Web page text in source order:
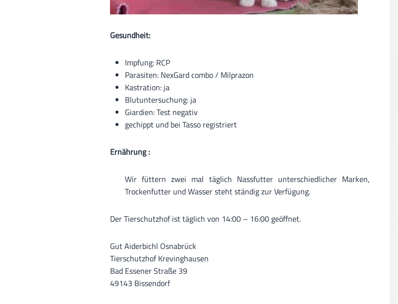
Gesundheit:
Impfung: RCP
Parasiten: NexGard combo / Milprazon
Kastration: ja
Blutuntersuchung: ja
Giardien: Test negativ
gechippt und bei Tasso registriert
Ernährung :
Wir füttern zwei mal täglich Nassfutter unterschiedlicher Marken,
Trockenfutter und Wasser steht ständig zur Verfügung.
Der Tierschutzhof ist täglich von 14:00 – 16:00 geöffnet.
Gut Aiderbichl Osnabrück
Tierschutzhof Krevinghausen
Bad Essener Straße 39
49143 Bissendorf